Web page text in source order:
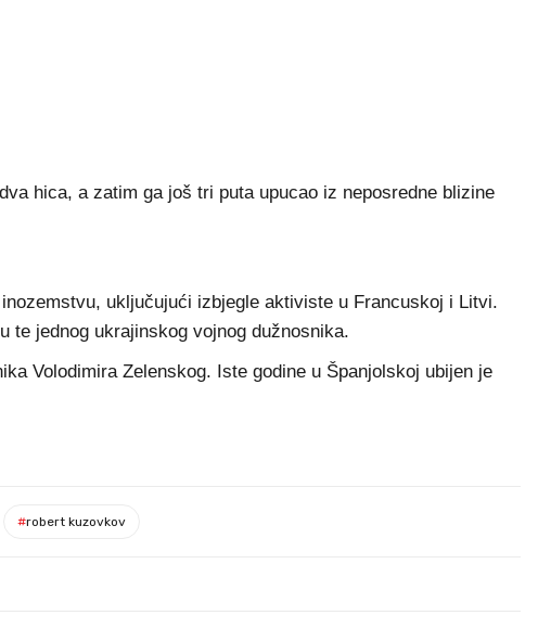
hica, a zatim ga još tri puta upucao iz neposredne blizine
uključujući izbjegle aktiviste u Francuskoj i Litvi.
te jednog ukrajinskog vojnog dužnosnika.
Volodimira Zelenskog. Iste godine u Španjolskoj ubijen je
#robert kuzovkov